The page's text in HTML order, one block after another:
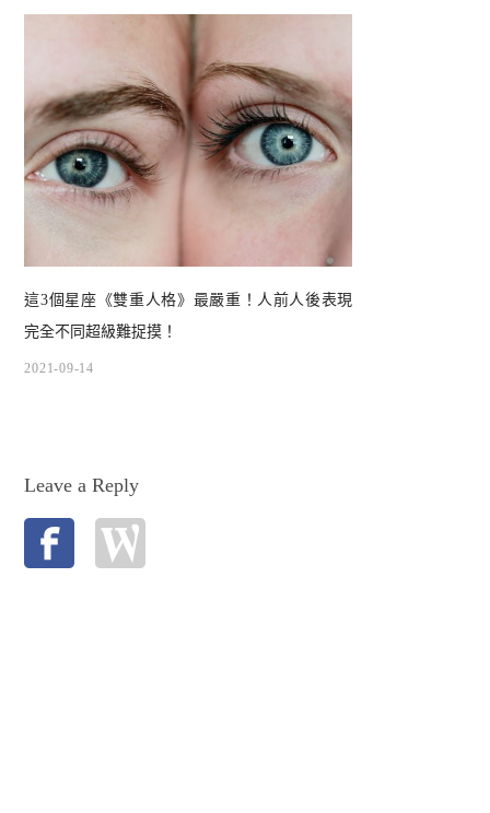
這3個星座《雙重人格》最嚴重！人前人後表現
完全不同超級難捉摸！
2021-09-14
Leave a Reply